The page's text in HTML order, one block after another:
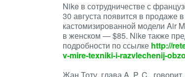
Nike в сотрудничестве с
30 августа появится в продаже
кастомизированной модели Air
в женском — $85. Nike также
подробности по ссылке http://
v-mire-texniki-i-razvlechenij-